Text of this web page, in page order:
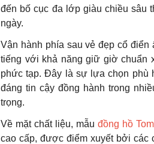
đến bố cục đa lớp giàu chiều sâu
ngày.
Vận hành phía sau vẻ đẹp cổ điển
tiếng với khả năng giữ giờ chuẩn
phức tạp. Đây là sự lựa chọn phù
đáng tin cậy đồng hành trong
trọng.
Về mặt chất liệu, mẫu đồng hồ
cao cấp, được điểm xuyết bởi các